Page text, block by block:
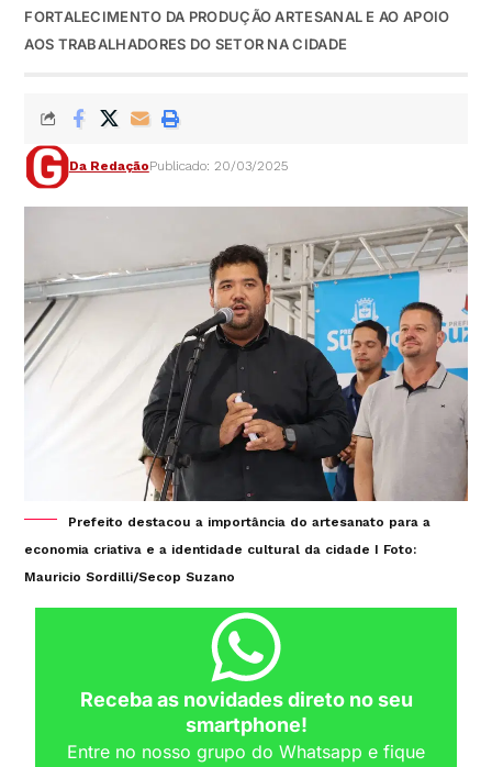
FORTALECIMENTO DA PRODUÇÃO ARTESANAL E AO APOIO
AOS TRABALHADORES DO SETOR NA CIDADE
Da RedaçãoPublicado: 20/03/2025
Prefeito destacou a importância do artesanato para a
economia criativa e a identidade cultural da cidade I Foto:
Mauricio Sordilli/Secop Suzano
Receba as novidades direto no seu
smartphone!
Entre no nosso grupo do Whatsapp e fique